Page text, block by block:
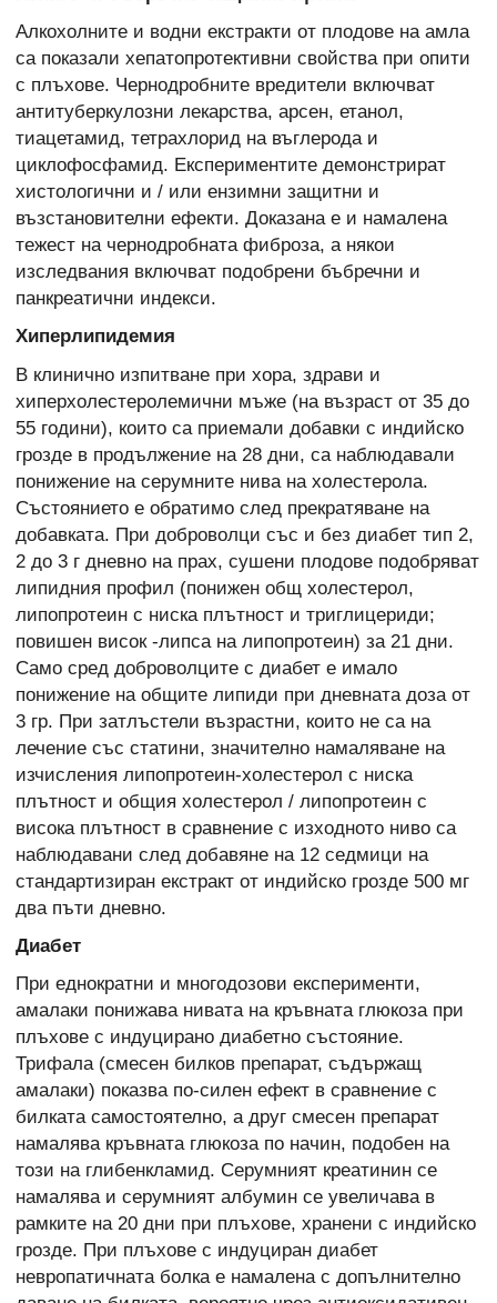
Алкохолните и водни екстракти от плодове на амла
са показали хепатопротективни свойства при опити
с плъхове. Чернодробните вредители включват
антитуберкулозни лекарства, арсен, етанол,
тиацетамид, тетрахлорид на въглерода и
циклофосфамид. Експериментите демонстрират
хистологични и / или ензимни защитни и
възстановителни ефекти. Доказана е и намалена
тежест на чернодробната фиброза, а някои
изследвания включват подобрени бъбречни и
панкреатични индекси.
Хиперлипидемия
В клинично изпитване при хора, здрави и
хиперхолестеролемични мъже (на възраст от 35 до
55 години), които са приемали добавки с индийско
грозде в продължение на 28 дни, са наблюдавали
понижение на серумните нива на холестерола.
Състоянието е обратимо след прекратяване на
добавката. При доброволци със и без диабет тип 2,
2 до 3 г дневно на прах, сушени плодове подобряват
липидния профил (понижен общ холестерол,
липопротеин с ниска плътност и триглицериди;
повишен висок -липса на липопротеин) за 21 дни.
Само сред доброволците с диабет е имало
понижение на общите липиди при дневната доза от
3 гр. При затлъстели възрастни, които не са на
лечение със статини, значително намаляване на
изчисления липопротеин-холестерол с ниска
плътност и общия холестерол / липопротеин с
висока плътност в сравнение с изходното ниво са
наблюдавани след добавяне на 12 седмици на
стандартизиран екстракт от индийско грозде 500 мг
два пъти дневно.
Диабет
При еднократни и многодозови експерименти,
амалаки понижава нивата на кръвната глюкоза при
плъхове с индуцирано диабетно състояние.
Трифала (смесен билков препарат, съдържащ
амалаки) показва по-силен ефект в сравнение с
билката самостоятелно, а друг смесен препарат
намалява кръвната глюкоза по начин, подобен на
този на глибенкламид. Серумният креатинин се
намалява и серумният албумин се увеличава в
рамките на 20 дни при плъхове, хранени с индийско
грозде. При плъхове с индуциран диабет
невропатичната болка е намалена с допълнително